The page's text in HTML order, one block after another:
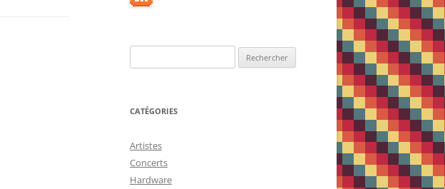
CATÉGORIES
Artistes
Concerts
Hardware